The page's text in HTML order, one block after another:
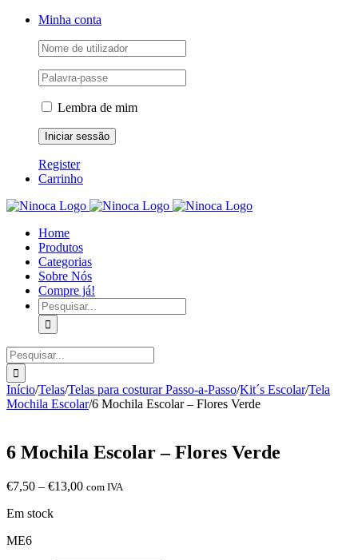
Skip
Facebook
Instagram
YouTubeMinha conta
Lembra de mim
Register
Carrinho
Home
Produtos
Categorias
Sobre Nós
Compre já!
Pesquisar
Pesquisar
Início/Telas/Telas para costurar Passo-a-Passo/Kit´s Escolar/Tela
Mochila Escolar/6 Mochila Escolar – Flores Verde
6 Mochila Escolar – Flores Verde
€7,50 – €13,00Price
com IVA
Em stock
ME6